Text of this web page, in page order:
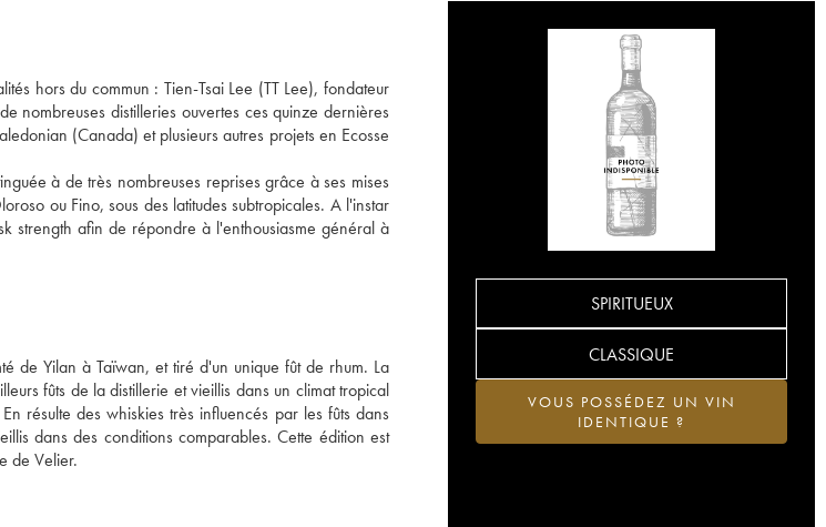
hors du commun : Tien-Tsai Lee (TT Lee), fondateur
nombreuses distilleries ouvertes ces quinze dernières
(Canada) et plusieurs autres projets en Ecosse
à de très nombreuses reprises grâce à ses mises
ou Fino, sous des latitudes subtropicales. A l'instar
strength afin de répondre à l'enthousiasme général à
de Yilan à Taïwan, et tiré d'un unique fût de rhum. La
fûts de la distillerie et vieillis dans un climat tropical
résulte des whiskies très influencés par les fûts dans
dans des conditions comparables. Cette édition est
de Velier.
SPIRITUEUX
CLASSIQUE
VOUS POSSÉDEZ UN VIN
IDENTIQUE ?